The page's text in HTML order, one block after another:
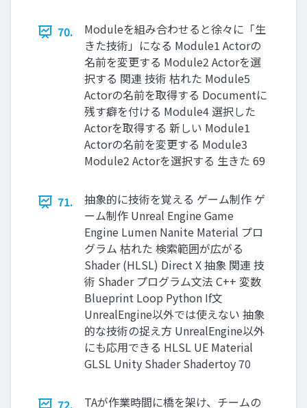
70.
Moduleを組み合わせると徐々に「生
きた技術」になる Module1 Actorの
名前を変更する Module2 Actorを選
択する 関連 技術 枯れた Module5
Actorの名前を取得する Documentに
残す癖を付ける Module4 選択した
Actorを取得する 新しい Module1
Actorの名前を変更する Module3
Module2 Actorを選択する 生きた 69
71.
抽象的に技術を覚える ゲーム制作 ゲ
ーム制作 Unreal Engine Game
Engine Lumen Nanite Material プロ
グラム 枯れた 検索範囲が広がる
Shader (HLSL) Direct X 抽象 関連 技
術 Shader プログラム文法 C++ 変数
Blueprint Loop Python If文
UnrealEngine以外では使えない 抽象
的な技術の捉え方 UnrealEngine以外
にも応用できる HLSL UE Material
GLSL Unity Shader Shadertoy 70
TAが作業時間に橋を架け、チームの